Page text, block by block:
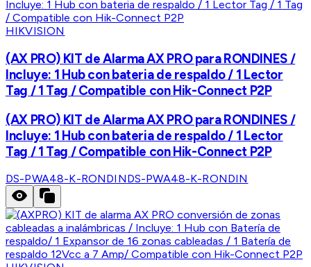
HIKVISION
(AX PRO) KIT de Alarma AX PRO para RONDINES /
Incluye: 1 Hub con bateria de respaldo / 1 Lector
Tag / 1 Tag / Compatible con Hik-Connect P2P
(AX PRO) KIT de Alarma AX PRO para RONDINES /
Incluye: 1 Hub con bateria de respaldo / 1 Lector
Tag / 1 Tag / Compatible con Hik-Connect P2P
DS-PWA48-K-RONDINDS-PWA48-K-RONDIN